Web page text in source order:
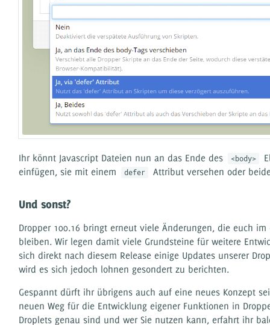
Ihr könnt Javascript Dateien nun an das Ende des <body>
einfügen, sie mit einem
defer Attribut versehen oder
Und sonst?
Dropper 100.16 bringt erneut viele Änderungen, die euch
bleiben. Wir legen damit viele Grundsteine für weitere
sich direkt nach diesem Release einige Updates unserer
wird es sich jedoch lohnen gesondert zu berichten.
Gespannt dürft ihr übrigens auch auf eine neues Konzept
neuen Weg für die Entwicklung eigener Funktionen in
Droplets genau sind und wer Sie nutzen kann, erfahrt ihr